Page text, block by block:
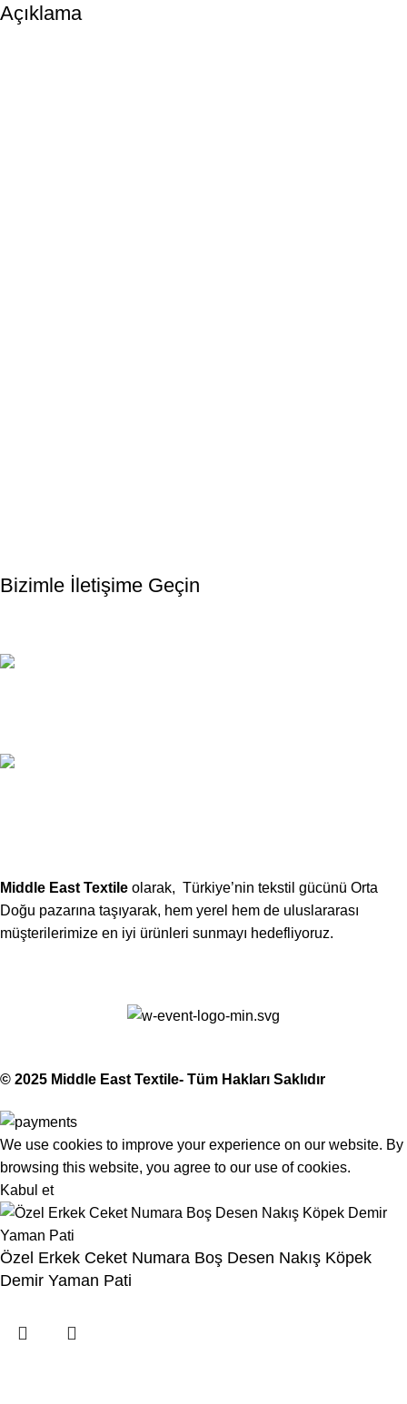
Açıklama
Bizimle İletişime Geçin
Middle East Textile olarak, Türkiye’nin tekstil gücünü Orta
Doğu pazarına taşıyarak, hem yerel hem de uluslararası
müşterilerimize en iyi ürünleri sunmayı hedefliyoruz.
© 2025 Middle East Textile- Tüm Hakları Saklıdır
We use cookies to improve your experience on our website. By
browsing this website, you agree to our use of cookies.
Kabul et
Özel Erkek Ceket Numara Boş Desen Nakış Köpek
Demir Yaman Pati